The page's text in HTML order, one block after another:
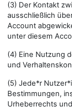
(3) Der Kontakt
ausschließlich
Account
unter diesem
(4) Eine Nutzung
und
(5) Jede*r
Bestimmungen,
Urheberrechts